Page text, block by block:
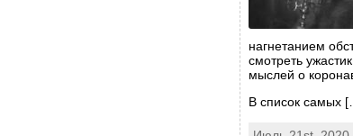
нагнетанием
смотреть
мыслей о
В список самых